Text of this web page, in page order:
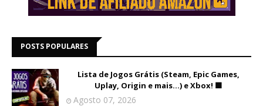
POSTS POPULARES
Lista de Jogos Grátis (Steam, Epic Games,
Uplay, Origin e mais...) e Xbox! 🟩
Agosto 07, 2026